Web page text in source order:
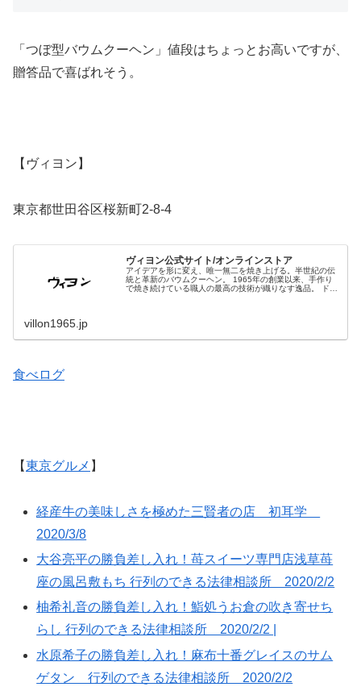
「つぼ型バウムクーヘン」値段はちょっとお高いですが、
贈答品で喜ばれそう。
【ヴィヨン】
東京都世田谷区桜新町2-8-4
ヴィヨン公式サイト/オンラインストア
アイデアを形に変え、唯一無二を焼き上げる。半世紀の伝
統と革新のバウムクーヘン。 1965年の創業以来、手作り
で焼き続けている職人の最高の技術が織りなす逸品。 ドイ
villon1965.jp
食べログ
【東京グルメ 】
経産牛の美味しさを極めた三賢者の店 初耳学
2020/3/8
大谷亮平の勝負差し入れ！苺スイーツ専門店浅草苺
座の風呂敷もち 行列のできる法律相談所 2020/2/2
柚希礼音の勝負差し入れ！鮨処うお倉の吹き寄せち
らし 行列のできる法律相談所 2020/2/2 |
水原希子の勝負差し入れ！麻布十番グレイスのサム
ゲタン 行列のできる法律相談所 2020/2/2